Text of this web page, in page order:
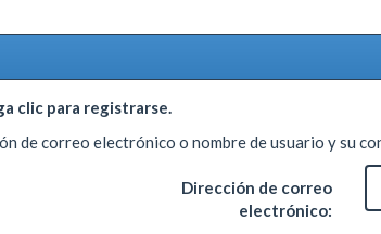
clic para registrarse.
de correo electrónico o nombre de usuario y su
Dirección de correo
electrónico: